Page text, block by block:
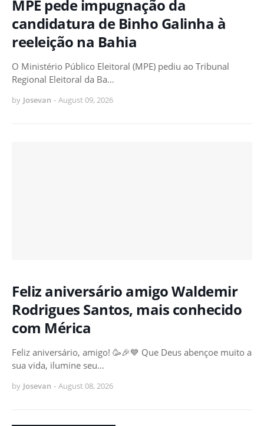
MPE pede impugnação da
candidatura de Binho Galinha à
reeleição na Bahia
O Ministério Público Eleitoral (MPE) pediu ao Tribunal
Regional Eleitoral da Ba…
by Josevan - August 09, 2026
Feliz aniversário amigo Waldemir
Rodrigues Santos, mais conhecido
com Mérica
Feliz aniversário, amigo! 🥳🎉💙 Que Deus abençoe muito a
sua vida, ilumine seu…
by Josevan - August 08, 2026